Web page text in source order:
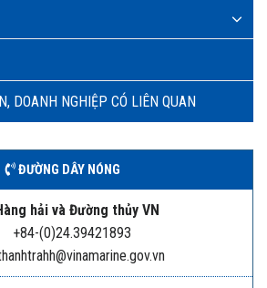
DOANH NGHIỆP CÓ LIÊN QUAN
ĐƯỜNG DÂY NÓNG
hải và Đường thủy VN
+84-(0)24.39421893